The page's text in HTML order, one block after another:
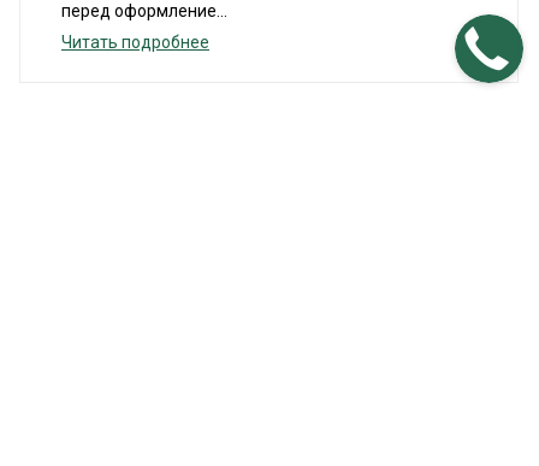
перед оформление...
Читать подробнее